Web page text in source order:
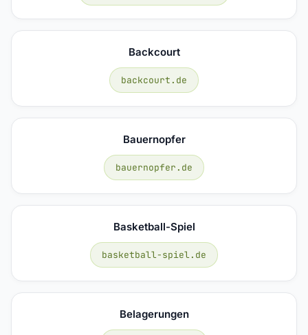
Backcourt
backcourt.de
Bauernopfer
bauernopfer.de
Basketball-Spiel
basketball-spiel.de
Belagerungen